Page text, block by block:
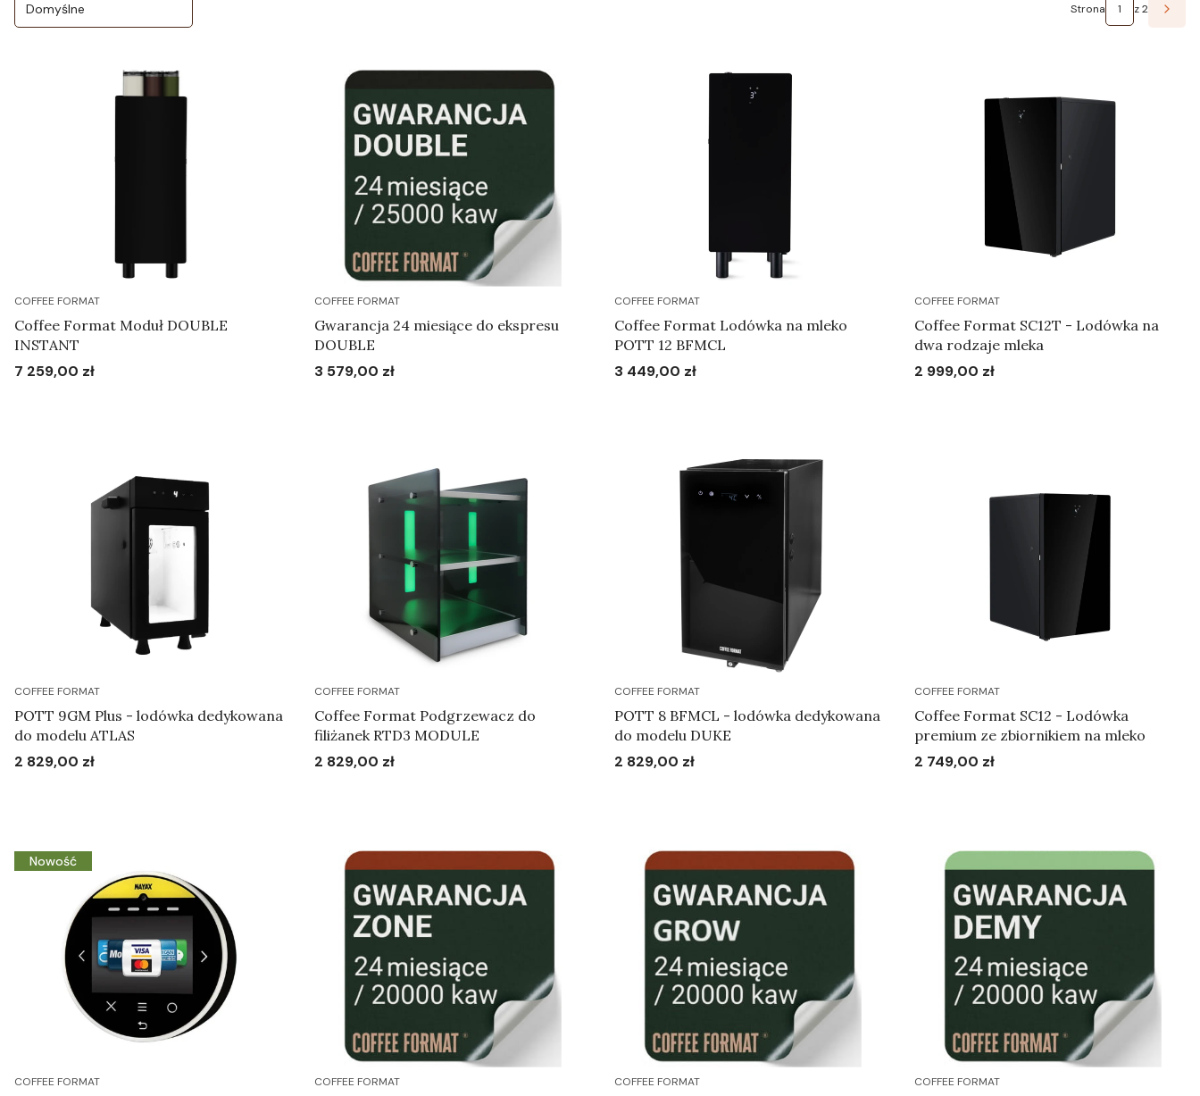
Domyślne Strona z 2
COFFEE FORMAT
Coffee Format Moduł DOUBLE
INSTANT
Cena
7 259,00 zł
COFFEE FORMAT
Gwarancja 24 miesiące do ekspresu
DOUBLE
Cena
3 579,00 zł
COFFEE FORMAT
Coffee Format Lodówka na mleko
POTT 12 BFMCL
Cena
3 449,00 zł
COFFEE FORMAT
Coffee Format SC12T - Lodówka na
dwa rodzaje mleka
Cena
2 999,00 zł
COFFEE FORMAT
POTT 9GM Plus - lodówka dedykowana
do modelu ATLAS
Cena
2 829,00 zł
COFFEE FORMAT
Coffee Format Podgrzewacz do
filiżanek RTD3 MODULE
Cena
2 829,00 zł
COFFEE FORMAT
POTT 8 BFMCL - lodówka dedykowana
do modelu DUKE
Cena
2 829,00 zł
COFFEE FORMAT
Coffee Format SC12 - Lodówka
premium ze zbiornikiem na mleko
Cena
2 749,00 zł
Nowość
COFFEE FORMAT COFFEE FORMAT COFFEE FORMAT COFFEE FORMAT